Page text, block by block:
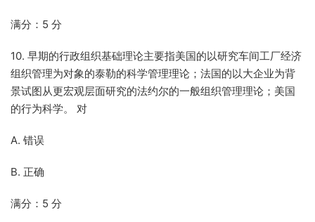
满分：5 分
10. 早期的行政组织基础理论主要指美国的以研究车间工厂经济
组织管理为对象的泰勒的科学管理理论；法国的以大企业为背
景试图从更宏观层面研究的法约尔的一般组织管理理论；美国
的行为科学。 对
A. 错误
B. 正确
满分：5 分